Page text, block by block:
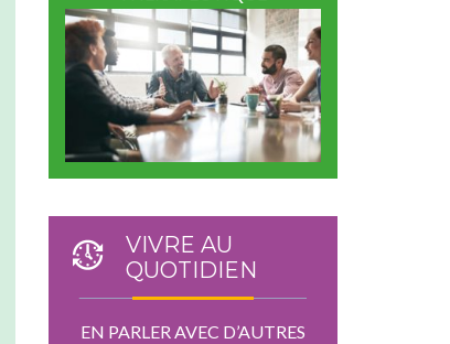
VIVRE AU
QUOTIDIEN
EN PARLER AVEC D’AUTRES